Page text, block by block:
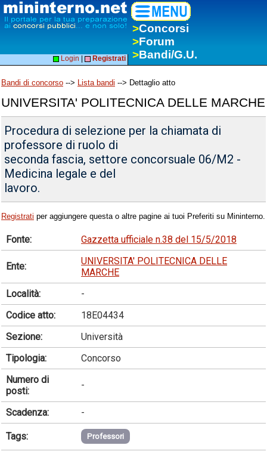
>Concorsi
>Forum
>Bandi/G.U.
Login Registrati
Bandi di concorso --> Lista bandi --> Dettaglio atto
UNIVERSITA' POLITECNICA DELLE MARCHE
Procedura di selezione per la chiamata di
professore di ruolo di
seconda fascia, settore concorsuale 06/M2 -
Medicina legale e del
lavoro.
Registrati per aggiungere questa o altre pagine ai tuoi Preferiti su Mininterno.
Fonte: Gazzetta ufficiale n.38 del 15/5/2018
Ente:
UNIVERSITA' POLITECNICA DELLE
MARCHE
Località:
-
Codice atto:
18E04434
Sezione:
Università
Tipologia:
Concorso
Numero di
posti:
-
Scadenza: -
Tags: Professori